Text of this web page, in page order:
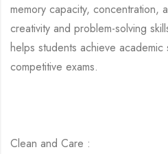
memory capacity, concentration,
creativity and problem-solving
helps students achieve
competitive exams.
Clean and Care :